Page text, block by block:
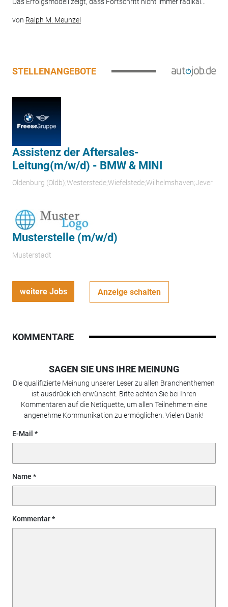
von Ralph M. Meunzel
STELLENANGEBOTE
Assistenz der Aftersales-
Leitung(m/w/d) - BMW & MINI
Oldenburg (Oldb);Westerstede;Wiefelstede;Wilhelmshaven;Jever
Musterstelle (m/w/d)
Musterstadt
weitere Jobs Anzeige schalten
KOMMENTARE
SAGEN SIE UNS IHRE MEINUNG
Die qualifizierte Meinung unserer Leser zu allen Branchenthemen
ist ausdrücklich erwünscht. Bitte achten Sie bei Ihren
Kommentaren auf die Netiquette, um allen Teilnehmern eine
angenehme Kommunikation zu ermöglichen. Vielen Dank!
E-Mail
Name
Kommentar